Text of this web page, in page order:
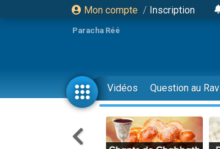
Mon compte / Inscription
Paracha Réé
Vidéos Question au Rav